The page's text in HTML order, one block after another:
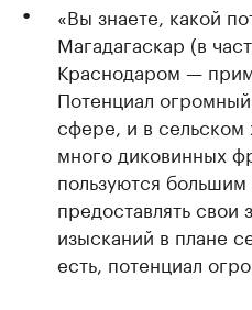
«Вы знаете, какой
Магадагаскар (в
Краснодаром —
Потенциал
сфере, и в сельском
много диковинных
пользуются
предоставлять свои
изысканий в плане
есть, потенциал